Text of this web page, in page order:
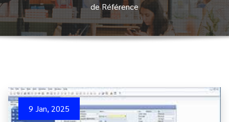
de Référence
9 Jan, 2025